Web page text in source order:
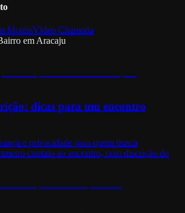
MotéisVídeo Chamada
emAracaju
dicas para um encontro
e privacidade para quem busca
contato ao encontro, com discrição do